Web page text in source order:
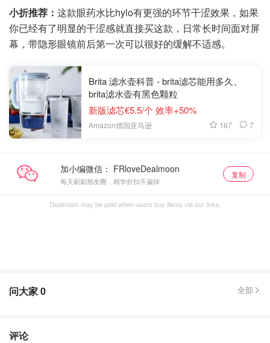
小折推荐： 这款眼药水比hylo有更强的环节干涩效果，如果
你已经有了明显的干涩感就直接买这款，日常长时间面对屏
幕，带隐形眼镜前后第一次可以很好的缓解不适感。
Brita 滤水壶科普 - brita滤芯能用多久、
brita滤水壶有黑色颗粒
新版滤芯€5.5/个 效率+50%
Amazon德国亚马逊 167 7
加小编微信：
每天刷刷朋友圈，精华折扣不漏掉
复制
Dealmoon may be paid when users buy items via our links.
问大家0 全部
评论